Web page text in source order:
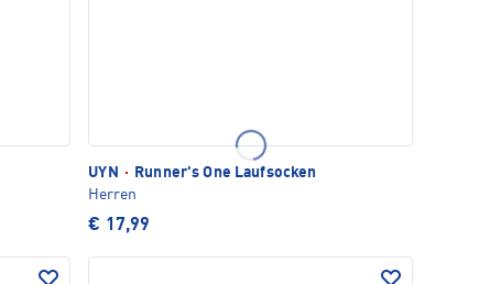
UYN ·
Runner's One Laufsocken
Herren
€ 17,99